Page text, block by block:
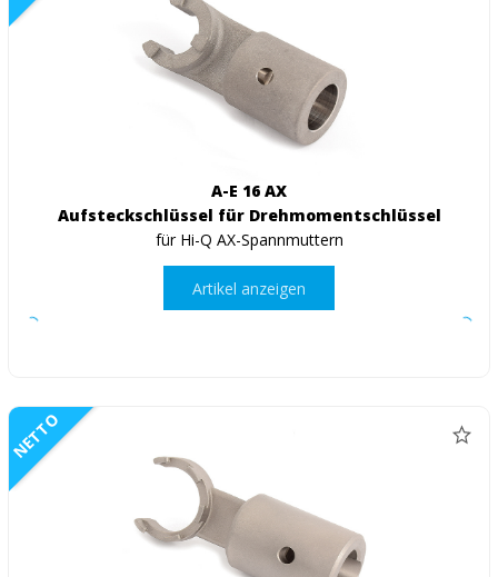
A-E 16 AX
Aufsteckschlüssel für Drehmomentschlüssel
für Hi-Q AX-Spannmuttern
Artikel anzeigen
NETTO